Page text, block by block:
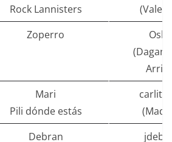
Rock Lannisters
Zoperro
Mari
Pili dónde estás
Debran